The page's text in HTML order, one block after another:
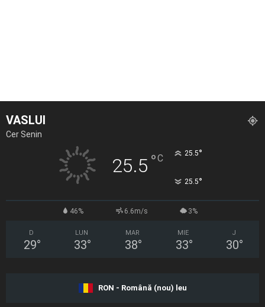
VASLUI
Cer Senin
25.5 °C 25.5°
25.5°
46% 6.6m/s 3%
D
29°
LUN
33°
MAR
38°
MIE
33°
J
30°
RON - Română (nou) leu